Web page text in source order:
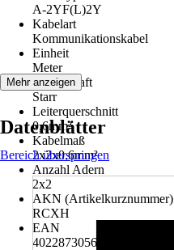
A-2YF(L)2Y
Kabelart
Kommunikationskabel
Einheit
Meter
Eigenschaft
Starr
Leiterquerschnitt
0,6mm²
Kabelmaß
2x2x0,6mm²
Anzahl Adern
2x2
AKN (Artikelkurznummer)
RCXH
EAN
4022873056096
Mehr anzeigen
Datenblätter
Bereich überspringen